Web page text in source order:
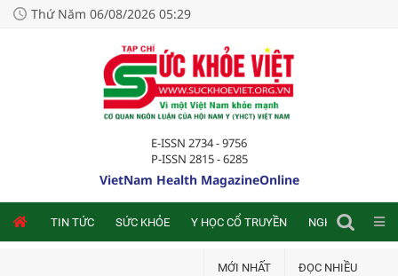
Thứ Năm 06/08/2026 05:29
E-ISSN 2734 - 9756
P-ISSN 2815 - 6285
VietNam Health MagazineOnline
TIN TỨC SỨC KHỎE Y HỌC CỔ TRUYỀN NGHIÊN CỨU
MỚI NHẤT ĐỌC NHIỀU